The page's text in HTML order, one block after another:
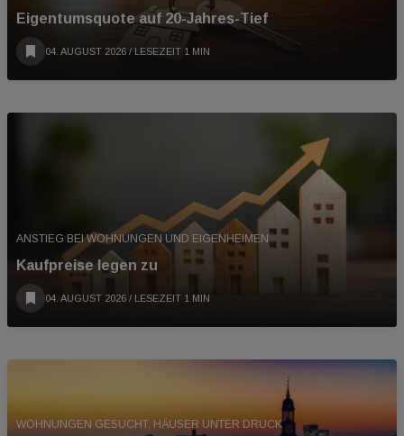
Eigentumsquote auf 20-Jahres-Tief
04. AUGUST 2026 / LESEZEIT 1 MIN
ANSTIEG BEI WOHNUNGEN UND EIGENHEIMEN
Kaufpreise legen zu
04. AUGUST 2026 / LESEZEIT 1 MIN
WOHNUNGEN GESUCHT, HÄUSER UNTER DRUCK